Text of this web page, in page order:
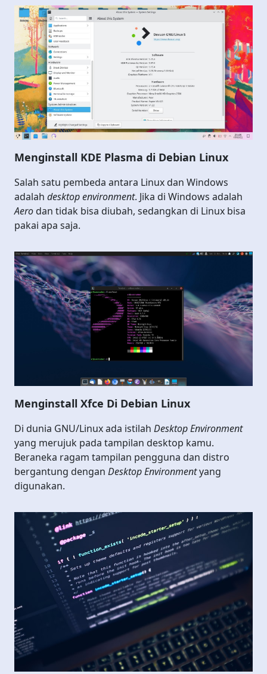
Menginstall KDE Plasma di Debian Linux
Salah satu pembeda antara Linux dan Windows
adalah desktop environment. Jika di Windows adalah
Aerodan tidak bisa diubah, sedangkan di Linux bisa
pakai apa saja.
Menginstall Xfce Di Debian Linux
Di dunia GNU/Linux ada istilah Desktop Environment
yang merujuk pada tampilan desktop kamu.
Beraneka ragam tampilan pengguna dan distro
bergantung dengan Desktop Environmentyang
digunakan.